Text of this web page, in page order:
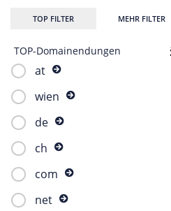
TOP FILTER MEHR FILTER
TOP-Domainendungen
at
wien
de
ch
com
net